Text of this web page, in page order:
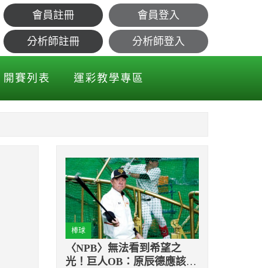
會員註冊 會員登入
分析師註冊 分析師登入
開賽列表 運彩教學專區
棒球
〈NPB〉無法看到希望之
光！巨人OB：原辰德應該要